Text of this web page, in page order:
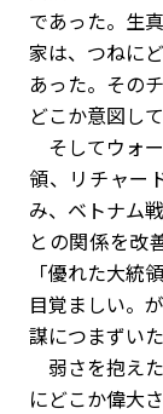
であった。生
家は、つねに
あった。その
どこか意図し
そしてウォ
領、リチャー
み、ベトナム
との関係を改
「優れた大統
目覚ましい。
謀につまずい
弱さを抱え
にどこか偉大